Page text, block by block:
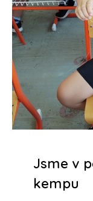
Jsme v
kempu